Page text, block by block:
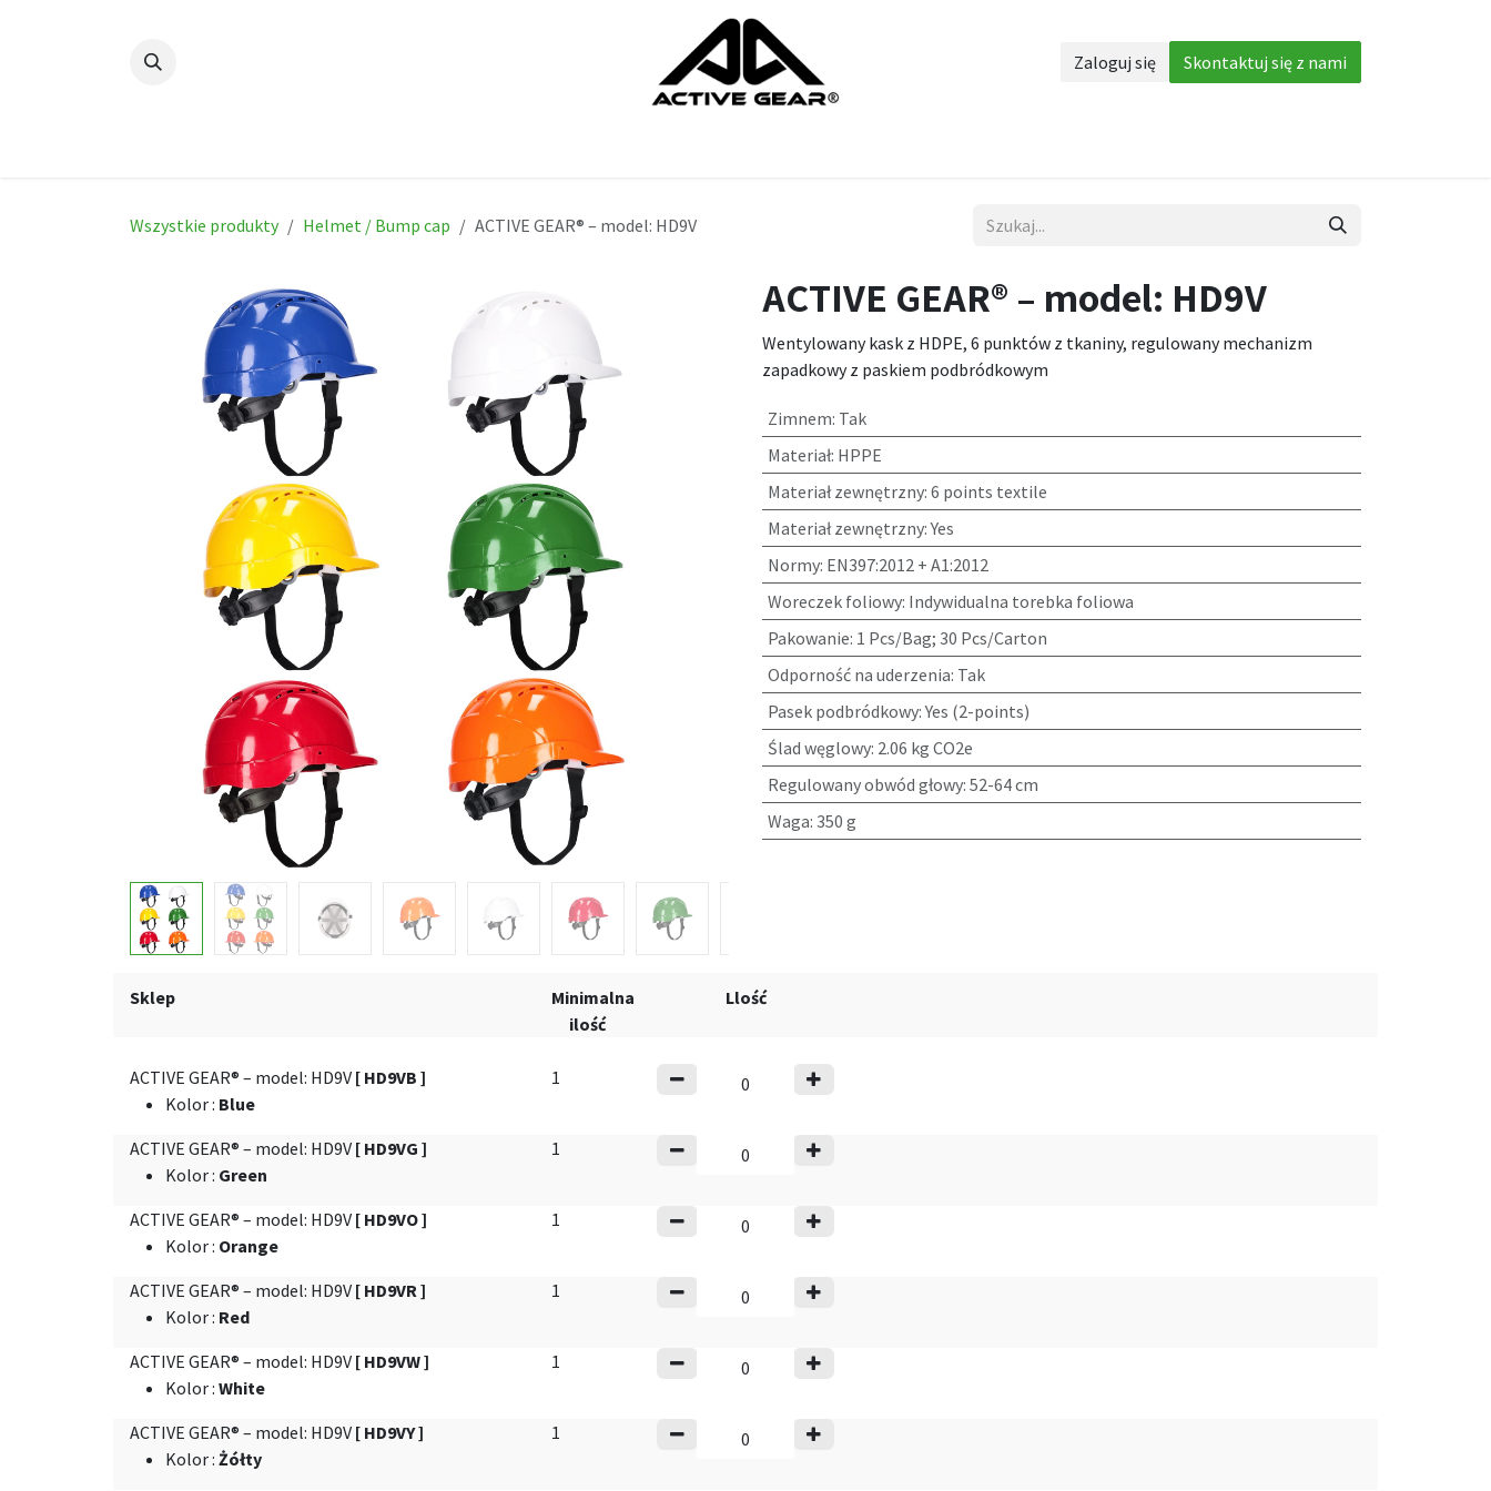
Zaloguj się Skontaktuj się z nami
Wszystkie produkty Helmet / Bump cap ACTIVE GEAR® – model: HD9V
ACTIVE GEAR® – model: HD9V
Wentylowany kask z HDPE, 6 punktów z tkaniny, regulowany mechanizm
zapadkowy z paskiem podbródkowym
Zimnem: Tak
Materiał: HPPE
Materiał zewnętrzny: 6 points textile
Materiał zewnętrzny:Yes
Normy: EN397:2012 + A1:2012
Woreczek foliowy: Indywidualna torebka foliowa
Pakowanie: 1 Pcs/Bag; 30 Pcs/Carton
Odporność na uderzenia: Tak
Pasek podbródkowy:Yes (2-points)
Ślad węglowy: 2.06 kg CO2e
Regulowany obwód głowy: 52-64 cm
Waga: 350 g
Sklep
Minimalna
ilość
Llość
ACTIVE GEAR® – model: HD9V [ HD9VB ]
Kolor: Blue
1
ACTIVE GEAR® – model: HD9V [ HD9VG ]
Kolor: Green
1
ACTIVE GEAR® – model: HD9V [ HD9VO ]
Kolor: Orange
1
ACTIVE GEAR® – model: HD9V [ HD9VR ]
Kolor: Red
1
ACTIVE GEAR® – model: HD9V [ HD9VW ]
Kolor: White
1
ACTIVE GEAR® – model: HD9V [ HD9VY ]
Kolor: Żółty
1